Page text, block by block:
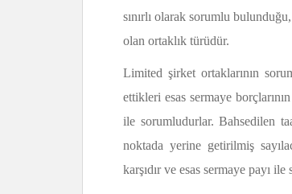
sınırlı olarak sorumlu
olan ortaklık türüdür.
Limited şirket ortaklarının
ettikleri esas sermaye
ile sorumludurlar. Bahsedilen
noktada yerine getirilmiş
karşıdır ve esas sermaye payı ile